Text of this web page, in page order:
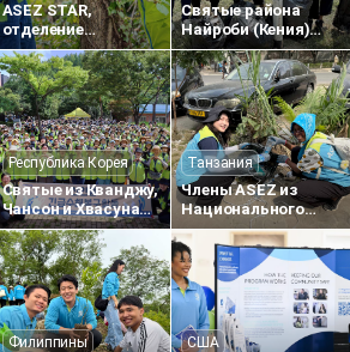
ASEZ STAR,
отделение
Фредериксберг
(штат Вирджиния,
США), провело
акцию по удалению
инвазивных
растений
Святые района
Найроби (Кения)
внесли вклад в
создание более
чистой городской
среды, проведя
уборку улиц
Республика Корея
Святые из Кванджу,
Чансон и Хвасуна
провели
восстановительные
работы после
наводнения в
районе Синандон
(Кванджу)
Танзания
Члены ASEZ из
Национального
транспортного
института
Танзании собрали
пластиковые
отходы вдоль
дороги Мабибо
Филиппины США